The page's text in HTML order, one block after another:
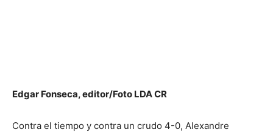
Edgar Fonseca, editor/Foto LDA CR
Contra el tiempo y contra un crudo 4-0, Alexandre